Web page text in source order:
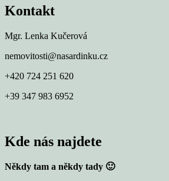
Kontakt
Mgr. Lenka Kučerová
nemovitosti@nasardinku.cz
+420 724 251 620
+39 347 983 6952
Kde nás najdete
Někdy tam a někdy tady 🙂